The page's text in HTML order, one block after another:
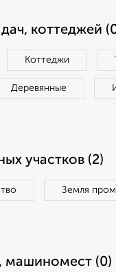
коттеджей
Коттеджи
Деревянные
участков (2)
Земля
машиномест (0)